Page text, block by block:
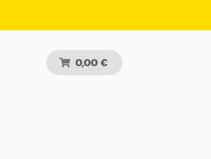
0,00 €